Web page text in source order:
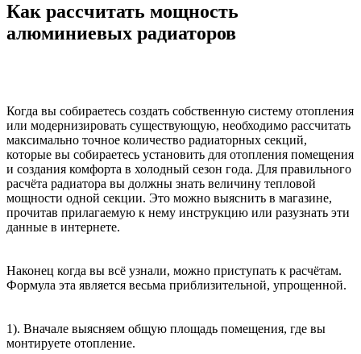
Как рассчитать мощность
алюминиевых радиаторов
Когда вы собираетесь создать собственную систему отопления
или модернизировать существующую, необходимо рассчитать
максимально точное количество радиаторных секций,
которые вы собираетесь установить для отопления помещения
и создания комфорта в холодный сезон года. Для правильного
расчёта радиатора вы должны знать величину тепловой
мощности одной секции. Это можно выяснить в магазине,
прочитав прилагаемую к нему инструкцию или разузнать эти
данные в интернете.
Наконец когда вы всё узнали, можно приступать к расчётам.
Формула эта является весьма приблизительной, упрощенной.
1). Вначале выясняем общую площадь помещения, где вы
монтируете отопление.